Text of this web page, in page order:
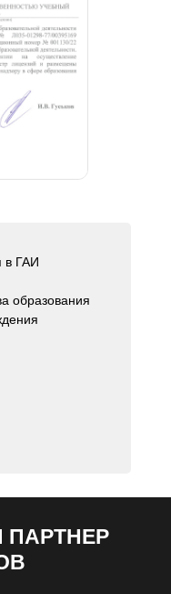
в ГАИ
образования